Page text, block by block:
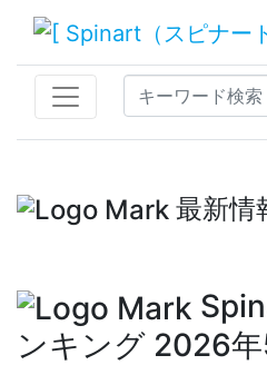
最新情
ンキング 2026年